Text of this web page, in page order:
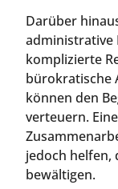
Darüber
administrative
komplizierte
bürokratische
können den
verteuern.
jedoch helfen,
bewältigen.